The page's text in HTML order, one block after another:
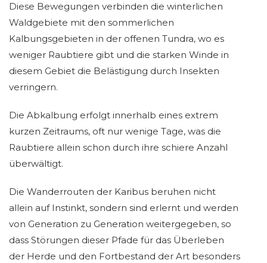
Diese Bewegungen verbinden die winterlichen
Waldgebiete mit den sommerlichen
Kalbungsgebieten in der offenen Tundra, wo es
weniger Raubtiere gibt und die starken Winde in
diesem Gebiet die Belästigung durch Insekten
verringern.
Die Abkalbung erfolgt innerhalb eines extrem
kurzen Zeitraums, oft nur wenige Tage, was die
Raubtiere allein schon durch ihre schiere Anzahl
überwältigt.
Die Wanderrouten der Karibus beruhen nicht
allein auf Instinkt, sondern sind erlernt und werden
von Generation zu Generation weitergegeben, so
dass Störungen dieser Pfade für das Überleben
der Herde und den Fortbestand der Art besonders